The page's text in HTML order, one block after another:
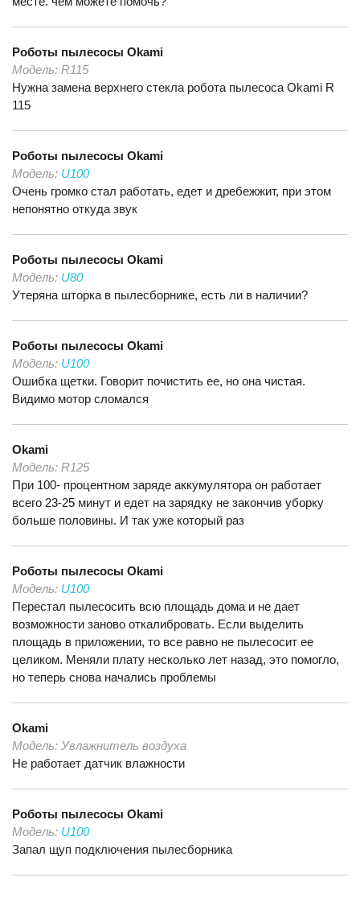
Роботы пылесосы Okami
Модель: R115
Нужна замена верхнего стекла робота пылесоса Okami R
115
Роботы пылесосы Okami
Модель: U100
Очень громко стал работать, едет и дребежжит, при этом
непонятно откуда звук
Роботы пылесосы Okami
Модель: U80
Утеряна шторка в пылесборнике, есть ли в наличии?
Роботы пылесосы Okami
Модель: U100
Ошибка щетки. Говорит почистить ее, но она чистая.
Видимо мотор сломался
Okami
Модель: R125
При 100- процентном заряде аккумулятора он работает
всего 23-25 минут и едет на зарядку не закончив уборку
больше половины. И так уже который раз
Роботы пылесосы Okami
Модель: U100
Перестал пылесосить всю площадь дома и не дает
возможности заново откалибровать. Если выделить
площадь в приложении, то все равно не пылесосит ее
целиком. Меняли плату несколько лет назад, это помогло,
но теперь снова начались проблемы
Okami
Модель: Увлажнитель воздуха
Не работает датчик влажности
Роботы пылесосы Okami
Модель: U100
Запал щуп подключения пылесборника